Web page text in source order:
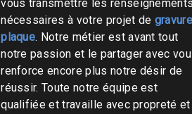
vous transmettre les
nécessaires à votre projet de
plaque. Notre métier est avant tout
notre passion et le partager avec
renforce encore plus notre désir de
réussir. Toute notre équipe est
qualifiée et travaille avec propreté et